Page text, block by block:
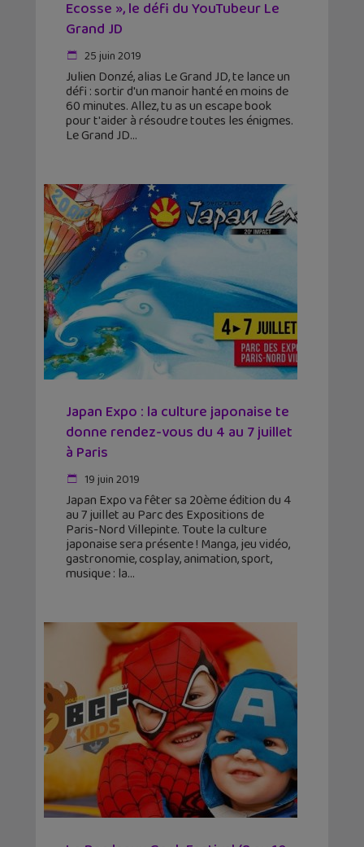
Ecosse », le défi du YouTubeur Le
Grand JD
25 juin 2019
Julien Donzé, alias Le Grand JD, te lance un
défi : sortir d'un manoir hanté en moins de
60 minutes. Allez, tu as un escape book
pour t'aider à résoudre toutes les énigmes.
Le Grand JD
Japan Expo : la culture japonaise te
donne rendez-vous du 4 au 7 juillet
à Paris
19 juin 2019
Japan Expo va fêter sa 20ème édition du 4
au 7 juillet au Parc des Expositions de
Paris-Nord Villepinte. Toute la culture
japonaise sera présente ! Manga, jeu vidéo,
gastronomie, cosplay, animation, sport,
musique : la